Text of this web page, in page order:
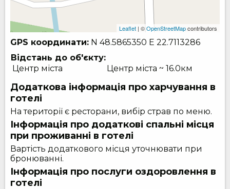
Leaflet | ©OpenStreetMapcontributors
GPS координати: N 48.5865350 E 22.7113286
Відстань до об'єкту:
Центр міста
Центр міста ~ 16.0км
Додаткова інформація про харчування в
готелі
На території є ресторани, вибір страв по меню.
Інформація про додаткові спальні місця
при проживанні в готелі
Вартість додаткового місця уточнювати при
бронюванні.
Інформація про послуги оздоровлення в
готелі